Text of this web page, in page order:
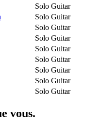
Solo Guitar
Solo Guitar
Solo Guitar
Solo Guitar
Solo Guitar
Solo Guitar
Solo Guitar
Solo Guitar
Solo Guitar
vous.